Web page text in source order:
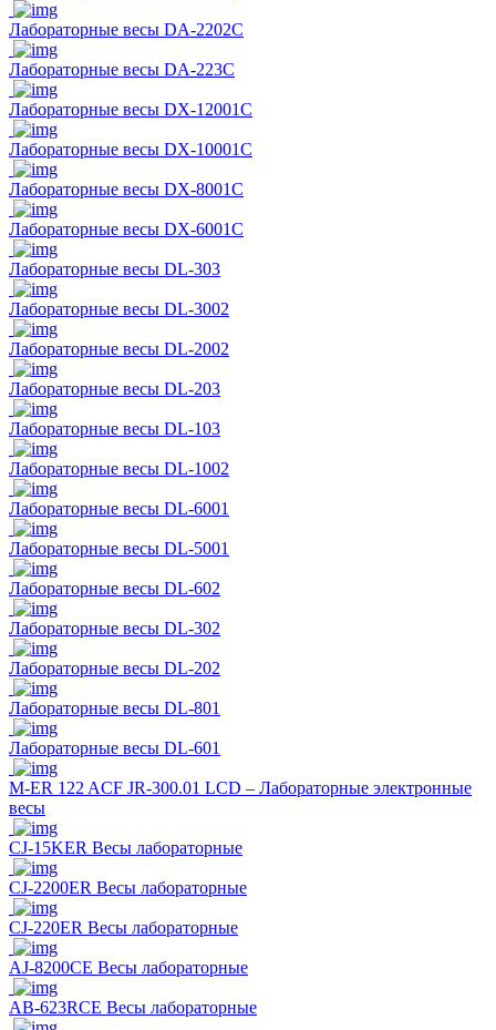
Лабораторные весы DA-2202C
Лабораторные весы DA-223C
Лабораторные весы DX-12001C
Лабораторные весы DX-10001C
Лабораторные весы DX-8001C
Лабораторные весы DX-6001C
Лабораторные весы DL-303
Лабораторные весы DL-3002
Лабораторные весы DL-2002
Лабораторные весы DL-203
Лабораторные весы DL-103
Лабораторные весы DL-1002
Лабораторные весы DL-6001
Лабораторные весы DL-5001
Лабораторные весы DL-602
Лабораторные весы DL-302
Лабораторные весы DL-202
Лабораторные весы DL-801
Лабораторные весы DL-601
M-ER 122 ACF JR-300.01 LCD – Лабораторные электронные
весы
CJ-15KER Весы лабораторные
CJ-2200ER Весы лабораторные
CJ-220ER Весы лабораторные
AJ-8200CE Весы лабораторные
AB-623RCE Весы лабораторные